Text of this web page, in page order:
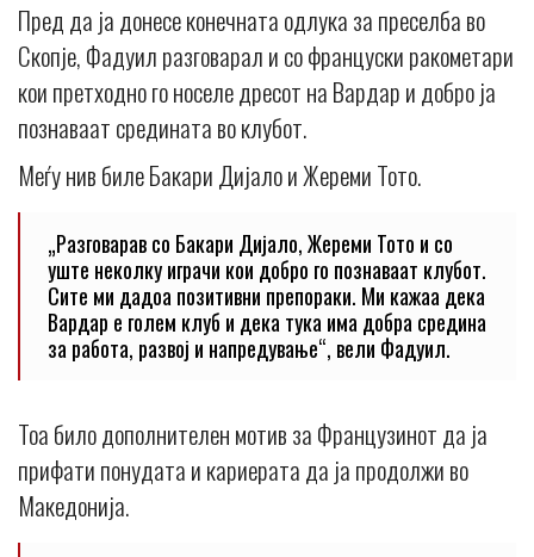
Пред да ја донесе конечната одлука за преселба во
Скопје, Фадуил разговарал и со француски ракометари
кои претходно го носеле дресот на Вардар и добро ја
познаваат средината во клубот.
Меѓу нив биле Бакари Дијало и Жереми Тото.
„Разговарав со Бакари Дијало, Жереми Тото и со
уште неколку играчи кои добро го познаваат клубот.
Сите ми дадоа позитивни препораки. Ми кажаа дека
Вардар е голем клуб и дека тука има добра средина
за работа, развој и напредување“, вели Фадуил.
Тоа било дополнителен мотив за Французинот да ја
прифати понудата и кариерата да ја продолжи во
Македонија.